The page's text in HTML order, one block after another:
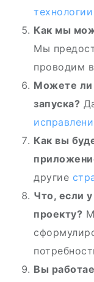
Как мы
Мы
проводим
Можете ли
запуска?
Как вы
другие
Что, если
проекту?
Вы